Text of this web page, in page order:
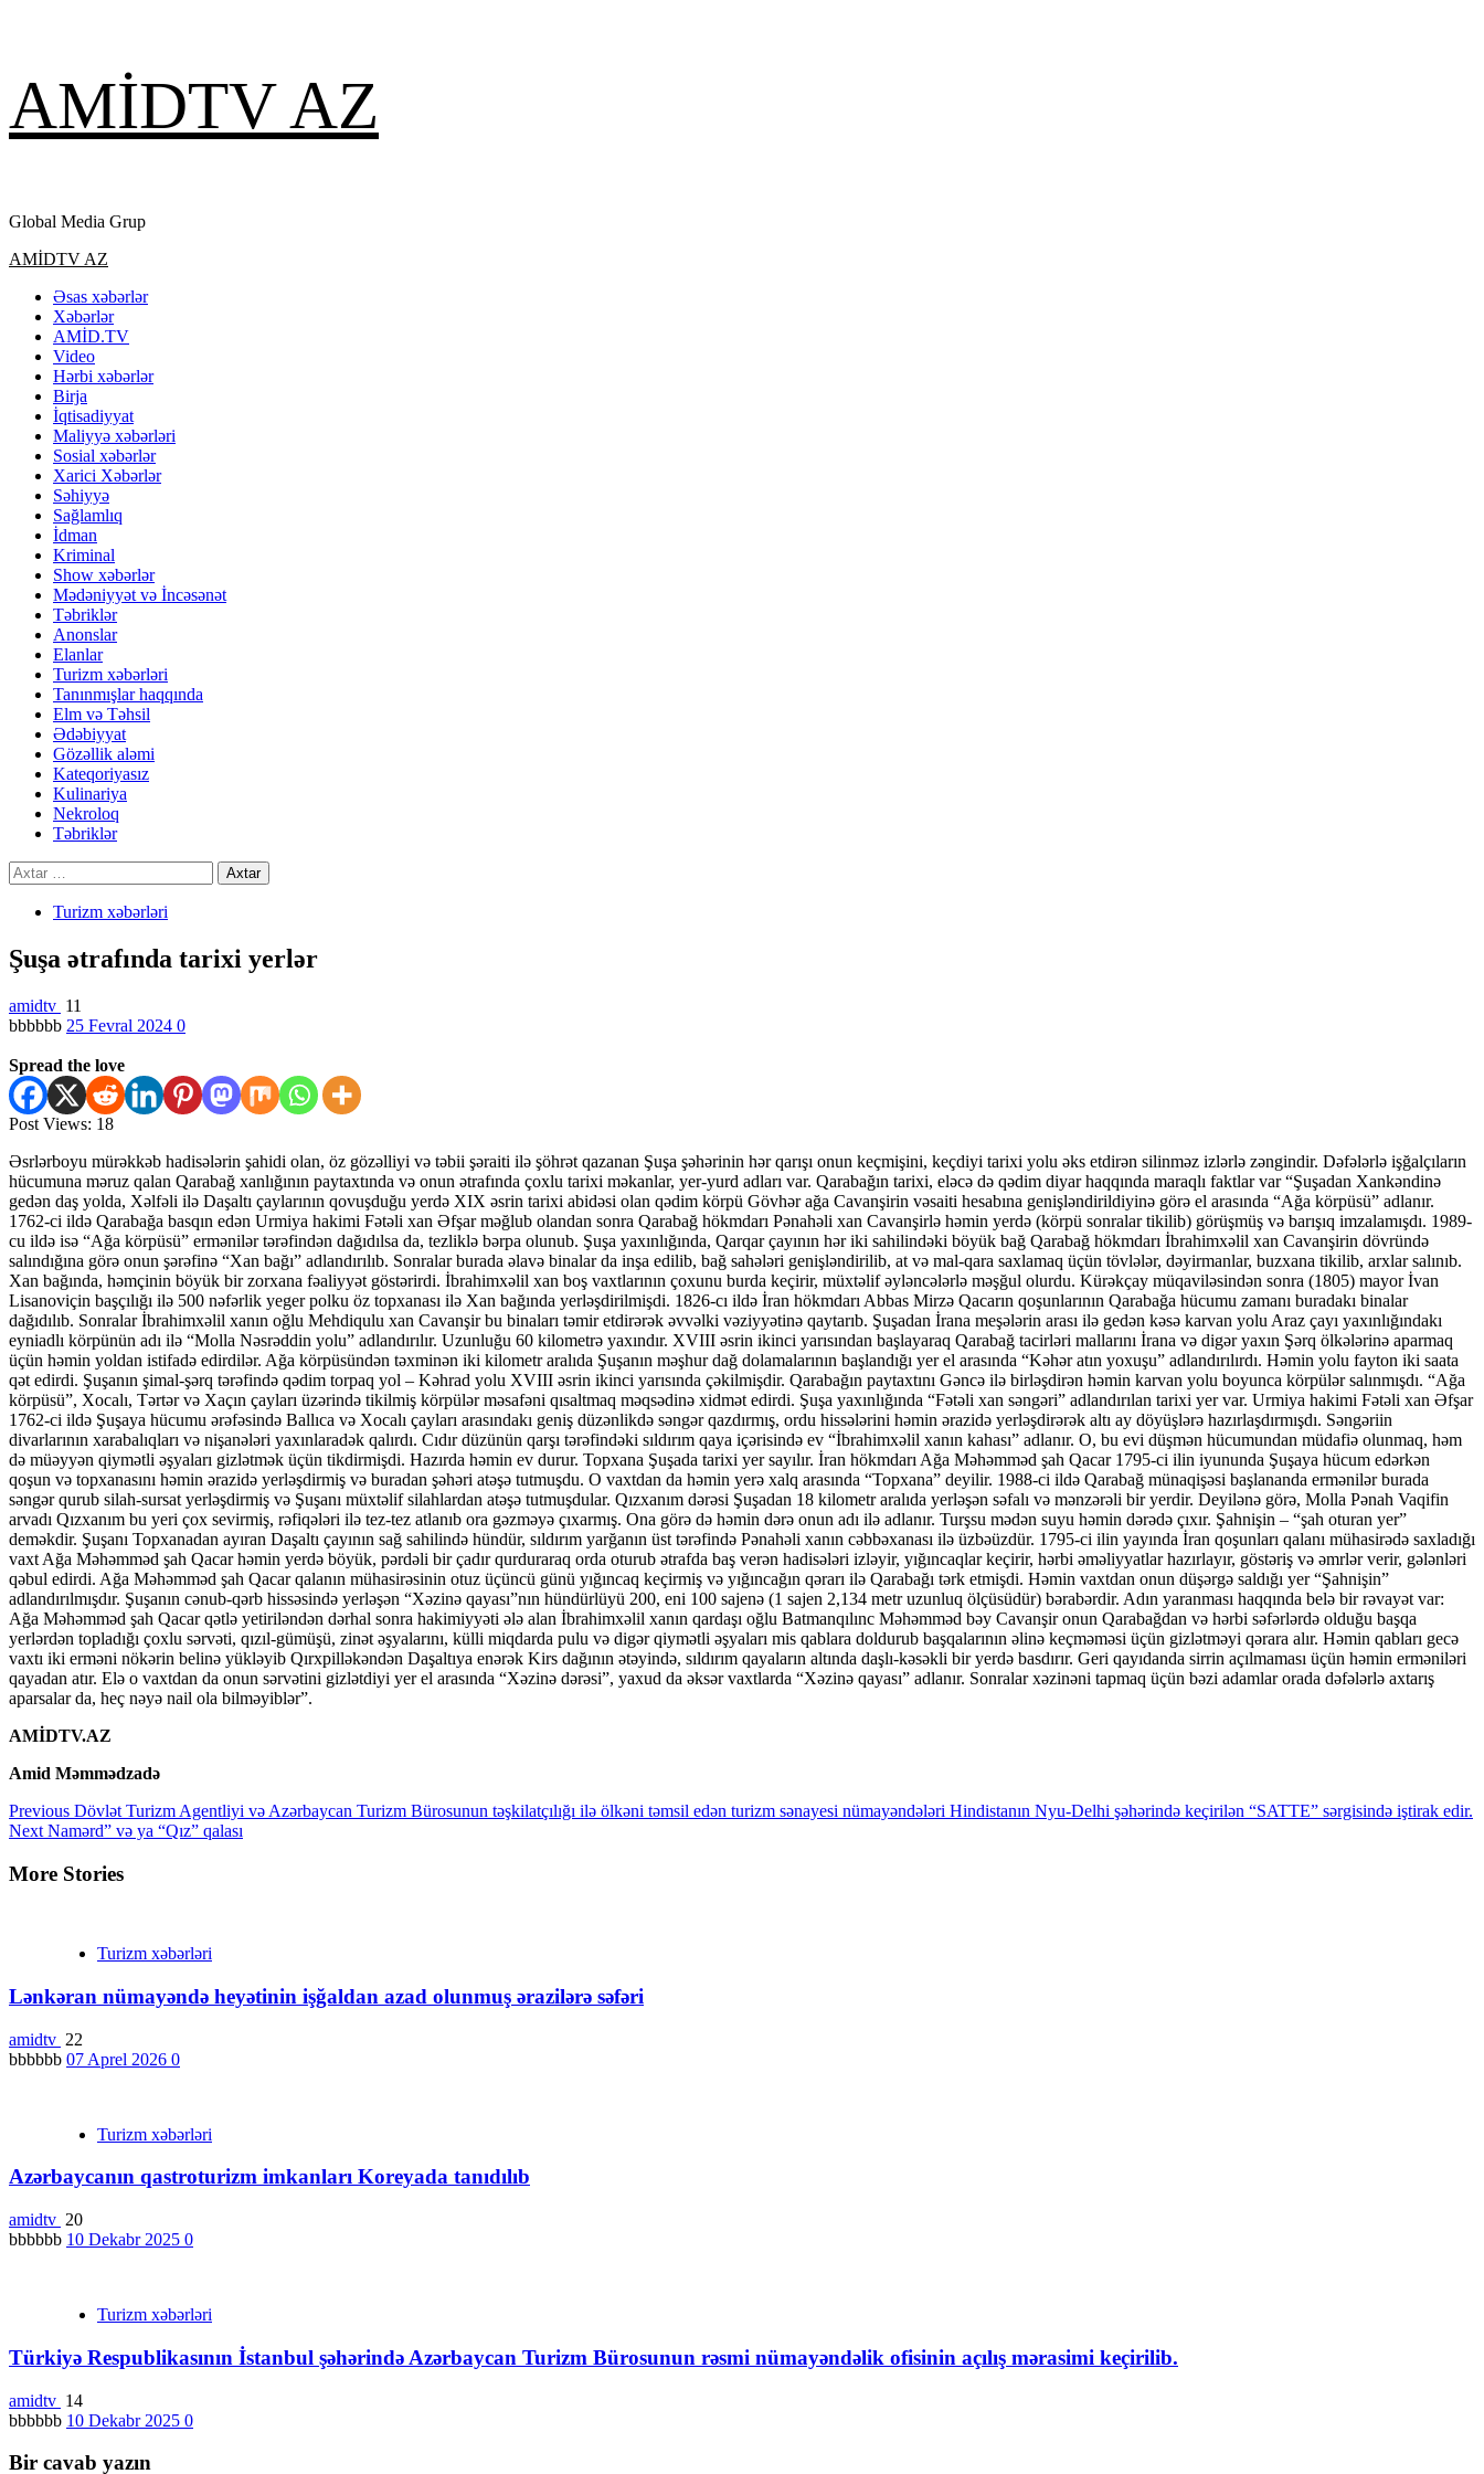
content
AMİDTV AZ
Global Media Grup
Primary
AMİDTV AZ
Əsas xəbərlər
Xəbərlər
AMİD.TV
Video
Hərbi xəbərlər
Birja
İqtisadiyyat
Maliyyə xəbərləri
Sosial xəbərlər
Xarici Xəbərlər
Səhiyyə
Sağlamlıq
İdman
Kriminal
Show xəbərlər
Mədəniyyət və İncəsənət
Təbriklər
Anonslar
Elanlar
Turizm xəbərləri
Tanınmışlar haqqında
Elm və Təhsil
Ədəbiyyat
Gözəllik aləmi
Kateqoriyasız
Kulinariya
Nekroloq
Təbriklər
Axtarış:
Turizm xəbərləri
Şuşa ətrafında tarixi yerlər
amidtv 11
bbbbbb 25 Fevral 2024 0
Spread the love
Post Views: 18
Əsrlərboyu mürəkkəb hadisələrin şahidi olan, öz gözəlliyi və təbii şəraiti ilə şöhrət qazanan Şuşa şəhərinin hər qarışı onun keçmişini, keçdiyi tarixi yolu əks etdirən silinməz izlərlə zəngindir. Dəfələrlə işğalçıların
hücumuna məruz qalan Qarabağ xanlığının paytaxtında və onun ətrafında çoxlu tarixi məkanlar, yer-yurd adları var. Qarabağın tarixi, eləcə də qədim diyar haqqında maraqlı faktlar var “Şuşadan Xankəndinə
gedən daş yolda, Xəlfəli ilə Daşaltı çaylarının qovuşduğu yerdə XIX əsrin tarixi abidəsi olan qədim körpü Gövhər ağa Cavanşirin vəsaiti hesabına genişləndirildiyinə görə el arasında “Ağa körpüsü” adlanır.
1762-ci ildə Qarabağa basqın edən Urmiya hakimi Fətəli xan Əfşar məğlub olandan sonra Qarabağ hökmdarı Pənahəli xan Cavanşirlə həmin yerdə (körpü sonralar tikilib) görüşmüş və barışıq imzalamışdı. 1989-
cu ildə isə “Ağa körpüsü” ermənilər tərəfindən dağıdılsa da, tezliklə bərpa olunub. Şuşa yaxınlığında, Qarqar çayının hər iki sahilindəki böyük bağ Qarabağ hökmdarı İbrahimxəlil xan Cavanşirin dövründə
salındığına görə onun şərəfinə “Xan bağı” adlandırılıb. Sonralar burada əlavə binalar da inşa edilib, bağ sahələri genişləndirilib, at və mal-qara saxlamaq üçün tövlələr, dəyirmanlar, buzxana tikilib, arxlar salınıb.
Xan bağında, həmçinin böyük bir zorxana fəaliyyət göstərirdi. İbrahimxəlil xan boş vaxtlarının çoxunu burda keçirir, müxtəlif əyləncələrlə məşğul olurdu. Kürəkçay müqaviləsindən sonra (1805) mayor İvan
Lisanoviçin başçılığı ilə 500 nəfərlik yeger polku öz topxanası ilə Xan bağında yerləşdirilmişdi. 1826-cı ildə İran hökmdarı Abbas Mirzə Qacarın qoşunlarının Qarabağa hücumu zamanı buradakı binalar
dağıdılıb. Sonralar İbrahimxəlil xanın oğlu Mehdiqulu xan Cavanşir bu binaları təmir etdirərək əvvəlki vəziyyətinə qaytarıb. Şuşadan İrana meşələrin arası ilə gedən kəsə karvan yolu Araz çayı yaxınlığındakı
eyniadlı körpünün adı ilə “Molla Nəsrəddin yolu” adlandırılır. Uzunluğu 60 kilometrə yaxındır. XVIII əsrin ikinci yarısından başlayaraq Qarabağ tacirləri mallarını İrana və digər yaxın Şərq ölkələrinə aparmaq
üçün həmin yoldan istifadə edirdilər. Ağa körpüsündən təxminən iki kilometr aralıda Şuşanın məşhur dağ dolamalarının başlandığı yer el arasında “Kəhər atın yoxuşu” adlandırılırdı. Həmin yolu fayton iki saata
qət edirdi. Şuşanın şimal-şərq tərəfində qədim torpaq yol – Kəhrad yolu XVIII əsrin ikinci yarısında çəkilmişdir. Qarabağın paytaxtını Gəncə ilə birləşdirən həmin karvan yolu boyunca körpülər salınmışdı. “Ağa
körpüsü”, Xocalı, Tərtər və Xaçın çayları üzərində tikilmiş körpülər məsafəni qısaltmaq məqsədinə xidmət edirdi. Şuşa yaxınlığında “Fətəli xan səngəri” adlandırılan tarixi yer var. Urmiya hakimi Fətəli xan Əfşar
1762-ci ildə Şuşaya hücumu ərəfəsində Ballıca və Xocalı çayları arasındakı geniş düzənlikdə səngər qazdırmış, ordu hissələrini həmin ərazidə yerləşdirərək altı ay döyüşlərə hazırlaşdırmışdı. Səngəriin
divarlarının xarabalıqları və nişanələri yaxınlaradək qalırdı. Cıdır düzünün qarşı tərəfindəki sıldırım qaya içərisində ev “İbrahimxəlil xanın kahası” adlanır. O, bu evi düşmən hücumundan müdafiə olunmaq, həm
də müəyyən qiymətli əşyaları gizlətmək üçün tikdirmişdi. Hazırda həmin ev durur. Topxana Şuşada tarixi yer sayılır. İran hökmdarı Ağa Məhəmməd şah Qacar 1795-ci ilin iyununda Şuşaya hücum edərkən
qoşun və topxanasını həmin ərazidə yerləşdirmiş və buradan şəhəri atəşə tutmuşdu. O vaxtdan da həmin yerə xalq arasında “Topxana” deyilir. 1988-ci ildə Qarabağ münaqişəsi başlananda ermənilər burada
səngər qurub silah-sursat yerləşdirmiş və Şuşanı müxtəlif silahlardan atəşə tutmuşdular. Qızxanım dərəsi Şuşadan 18 kilometr aralıda yerləşən səfalı və mənzərəli bir yerdir. Deyilənə görə, Molla Pənah Vaqifin
arvadı Qızxanım bu yeri çox sevirmiş, rəfiqələri ilə tez-tez atlanıb ora gəzməyə çıxarmış. Ona görə də həmin dərə onun adı ilə adlanır. Turşsu mədən suyu həmin dərədə çıxır. Şahnişin – “şah oturan yer”
deməkdir. Şuşanı Topxanadan ayıran Daşaltı çayının sağ sahilində hündür, sıldırım yarğanın üst tərəfində Pənahəli xanın cəbbəxanası ilə üzbəüzdür. 1795-ci ilin yayında İran qoşunları qalanı mühasirədə saxladığı
vaxt Ağa Məhəmməd şah Qacar həmin yerdə böyük, pərdəli bir çadır qurduraraq orda oturub ətrafda baş verən hadisələri izləyir, yığıncaqlar keçirir, hərbi əməliyyatlar hazırlayır, göstəriş və əmrlər verir, gələnləri
qəbul edirdi. Ağa Məhəmməd şah Qacar qalanın mühasirəsinin otuz üçüncü günü yığıncaq keçirmiş və yığıncağın qərarı ilə Qarabağı tərk etmişdi. Həmin vaxtdan onun düşərgə saldığı yer “Şahnişin”
adlandırılmışdır. Şuşanın cənub-qərb hissəsində yerləşən “Xəzinə qayası”nın hündürlüyü 200, eni 100 sajenə (1 sajen 2,134 metr uzunluq ölçüsüdür) bərabərdir. Adın yaranması haqqında belə bir rəvayət var:
Ağa Məhəmməd şah Qacar qətlə yetiriləndən dərhal sonra hakimiyyəti ələ alan İbrahimxəlil xanın qardaşı oğlu Batmanqılınc Məhəmməd bəy Cavanşir onun Qarabağdan və hərbi səfərlərdə olduğu başqa
yerlərdən topladığı çoxlu sərvəti, qızıl-gümüşü, zinət əşyalarını, külli miqdarda pulu və digər qiymətli əşyaları mis qablara doldurub başqalarının əlinə keçməməsi üçün gizlətməyi qərara alır. Həmin qabları gecə
vaxtı iki erməni nökərin belinə yükləyib Qırxpilləkəndən Daşaltıya enərək Kirs dağının ətəyində, sıldırım qayaların altında daşlı-kəsəkli bir yerdə basdırır. Geri qayıdanda sirrin açılmaması üçün həmin erməniləri
qayadan atır. Elə o vaxtdan da onun sərvətini gizlətdiyi yer el arasında “Xəzinə dərəsi”, yaxud da əksər vaxtlarda “Xəzinə qayası” adlanır. Sonralar xəzinəni tapmaq üçün bəzi adamlar orada dəfələrlə axtarış
aparsalar da, heç nəyə nail ola bilməyiblər”.
AMİDTV.AZ
Amid Məmmədzadə
Continue
Reading
Previous Dövlət Turizm Agentliyi və Azərbaycan Turizm Bürosunun təşkilatçılığı ilə ölkəni təmsil edən turizm sənayesi nümayəndələri Hindistanın Nyu-Delhi şəhərində keçirilən “SATTE” sərgisində iştirak edir.
Next Namərd” və ya “Qız” qalası
More Stories
Turizm xəbərləri
Lənkəran nümayəndə heyətinin işğaldan azad olunmuş ərazilərə səfəri
amidtv 22
bbbbbb 07 Aprel 2026 0
Turizm xəbərləri
Azərbaycanın qastroturizm imkanları Koreyada tanıdılıb
amidtv 20
bbbbbb 10 Dekabr 2025 0
Turizm xəbərləri
Türkiyə Respublikasının İstanbul şəhərində Azərbaycan Turizm Bürosunun rəsmi nümayəndəlik ofisinin açılış mərasimi keçirilib.
amidtv 14
bbbbbb 10 Dekabr 2025 0
Bir cavab yazın